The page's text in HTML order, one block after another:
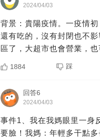
2024/04/03
背景：貴陽疫情。一疫情
還有吃的，沒有封閉也不
區了，大超市也會營業，
1884 踩
回答6
2024/04/03
事件1、我在我媽眼里一身
要臉！我媽：年輕多干點